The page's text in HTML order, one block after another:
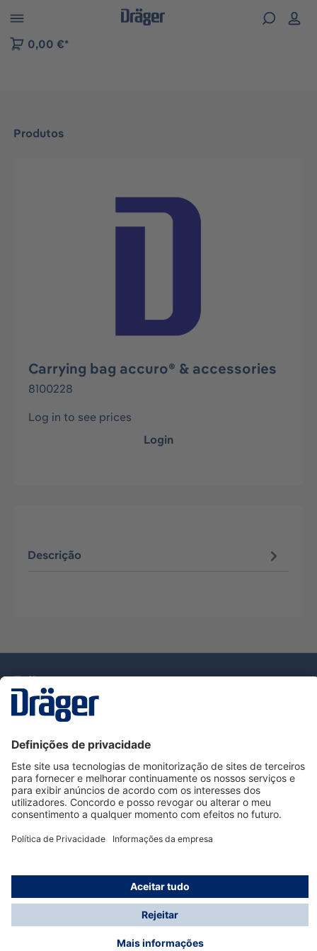
to B2B platform navigation
0,00 €*
Produtos
Ignorar galeria de imagens
Carrying bag accuro® & accessories
8100228
Log in to see prices
Login
Descrição
Serviço de Apoio ao Cliente Dräger
Utilização da loja
Informações
© Dräger Portugal, Lda, 2024
* Todos os preços excl. IVA mais
possíveis taxas de entrega, se não for indicado o